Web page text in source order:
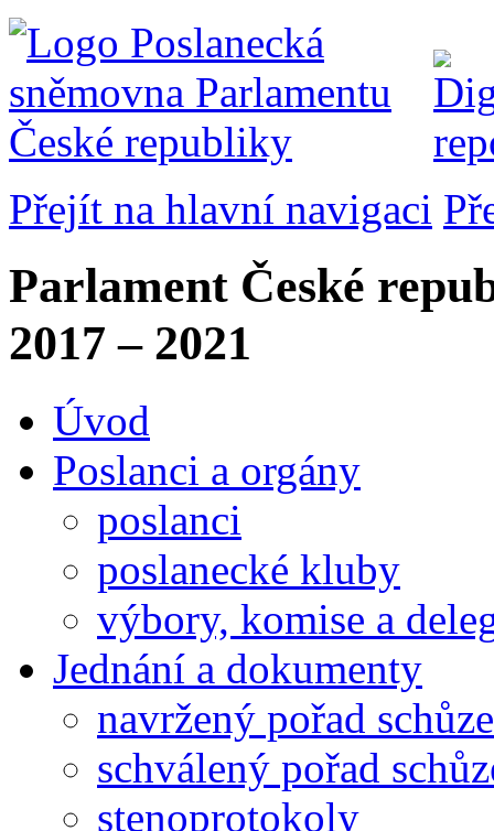
Přejít na hlavní navigaci
Parlament České
2017 – 2021
Úvod
Poslanci a orgány
poslanci
poslanecké kluby
výbory, komise a
Jednání a dokumenty
navržený pořad schůze
schválený pořad
stenoprotokoly